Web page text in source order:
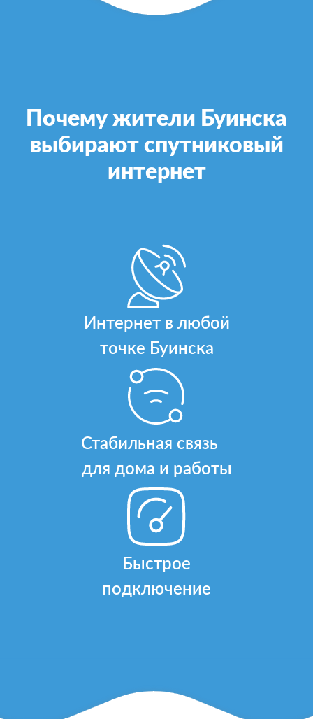
Почему жители Буинска
выбирают спутниковый
интернет
Интернет в любой
точке Буинска
Стабильная связь
для дома и работы
Быстрое
подключение